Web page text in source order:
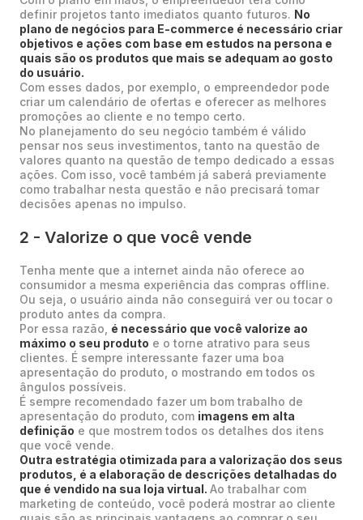
definir projetos tanto imediatos quanto futuros. No
plano de negócios para E-commerce é necessário criar
objetivos e ações com base em estudos na persona e
quais são os produtos que mais se adequam ao gosto
do usuário.
Com esses dados, por exemplo, o empreendedor pode
criar um calendário de ofertas e oferecer as melhores
promoções ao cliente e no tempo certo.
No planejamento do seu negócio também é válido
pensar nos seus investimentos, tanto na questão de
valores quanto na questão de tempo dedicado a essas
ações. Com isso, você também já saberá previamente
como trabalhar nesta questão e não precisará tomar
decisões apenas no impulso.
2 - Valorize o que você vende
Tenha mente que a internet ainda não oferece ao
consumidor a mesma experiência das compras offline.
Ou seja, o usuário ainda não conseguirá ver ou tocar o
produto antes da compra.
Por essa razão, é necessário que você valorize ao
máximo o seu produto e o torne atrativo para seus
clientes. É sempre interessante fazer uma boa
apresentação do produto, o mostrando em todos os
ângulos possíveis.
É sempre recomendado fazer um bom trabalho de
apresentação do produto, com imagens em alta
definição e que mostrem todos os detalhes dos itens
que você vende.
Outra estratégia otimizada para a valorização dos seus
produtos, é a elaboração de descrições detalhadas do
que é vendido na sua loja virtual. Ao trabalhar com
marketing de conteúdo, você poderá mostrar ao cliente